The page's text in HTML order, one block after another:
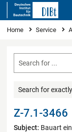
You are here
Home Service
Search for
Z-7.1-3466
Subject: Bauart